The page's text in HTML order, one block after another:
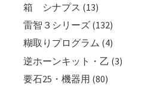
箱 シナプス (13)
雷智３シリーズ (132)
糊取りプログラム (4)
逆ホーンキット・乙 (3)
要石25・機器用 (80)